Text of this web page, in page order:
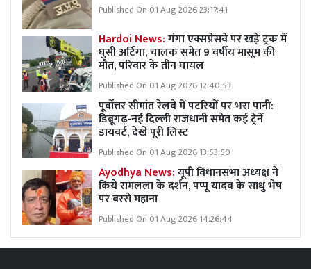
Published On 01 Aug 2026 23:17:41
Hardoi News:गंगा एक्सप्रेसवे पर खड़े ट्रक में
घुसी अर्टिगा, चालक समेत 9 वर्षीय मासूम की
मौत, परिवार के तीन घायल
Published On 01 Aug 2026 12:40:53
पूर्वोत्तर सीमांत रेलवे में पटरियों पर भरा पानी:
डिब्रूगढ़-नई दिल्ली राजधानी समेत कई ट्रेनें
डायवर्ट, देखें पूरी लिस्ट
Published On 01 Aug 2026 13:53:50
Ayodhya News:यूपी विधानसभा अध्यक्ष ने
किये रामलला के दर्शन, पप्पू यादव के साधु भेष
पर बरसे महाना
Published On 01 Aug 2026 14:26:44